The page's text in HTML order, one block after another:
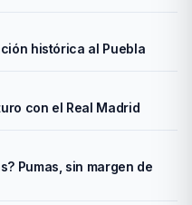
histórica al Puebla
con el Real Madrid
Pumas, sin margen de